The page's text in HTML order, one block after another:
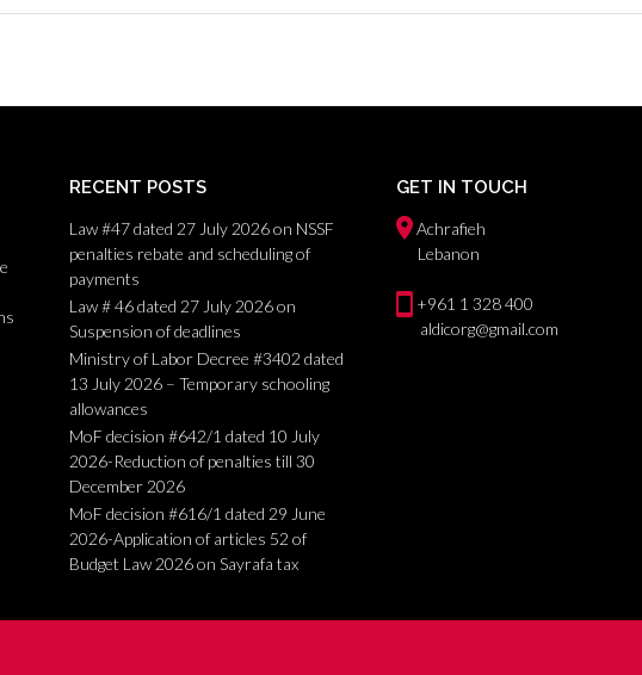
RECENT POSTS
Law #47 dated 27 July 2026 on NSSF
penalties rebate and scheduling of
payments
Law # 46 dated 27 July 2026 on
Suspension of deadlines
Ministry of Labor Decree #3402 dated
13 July 2026 – Temporary schooling
allowances
MoF decision #642/1 dated 10 July
2026-Reduction of penalties till 30
December 2026
MoF decision #616/1 dated 29 June
2026-Application of articles 52 of
Budget Law 2026 on Sayrafa tax
GET IN TOUCH
Achrafieh
Lebanon
+961 1 328 400
aldicorg@gmail.com